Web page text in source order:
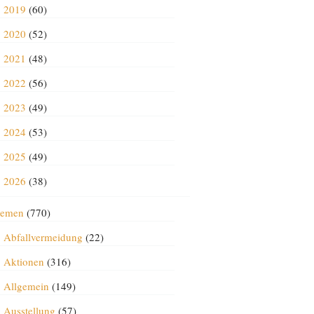
2019 (60)
2020 (52)
2021 (48)
2022 (56)
2023 (49)
2024 (53)
2025 (49)
2026 (38)
(770)
Abfallvermeidung (22)
Aktionen (316)
Allgemein (149)
Ausstellung (57)